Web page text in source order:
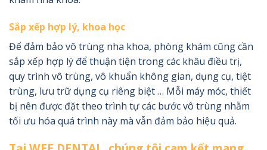
Sắp xếp hợp lý, khoa học
Để đảm bảo vô trùng nha khoa, phòng khám cũng cần
sắp xếp hợp lý để thuận tiện trong các khâu điều trị,
quy trình vô trùng, vô khuẩn không gian, dụng cụ, tiệt
trùng, lưu trữ dụng cụ riêng biệt … Mỗi máy móc, thiết
bị nên được đặt theo trình tự các bước vô trùng nhằm
tối ưu hóa quá trình này mà vẫn đảm bảo hiệu quả.